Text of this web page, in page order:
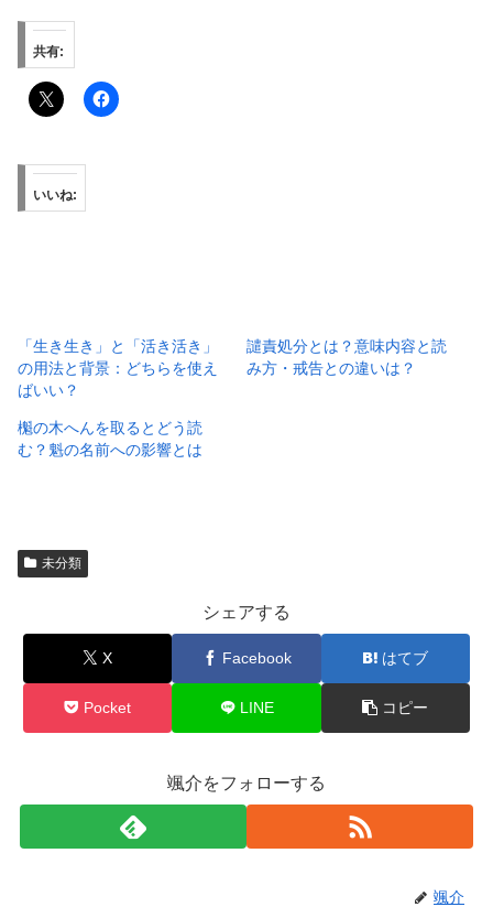
共有:
いいね:
「生き生き」と「活き活き」
の用法と背景：どちらを使え
ばいい？
譴責処分とは？意味内容と読
み方・戒告との違いは？
櫆の木へんを取るとどう読
む？魁の名前への影響とは
未分類
シェアする
X Facebook はてブ
Pocket LINE コピー
颯介をフォローする
颯介